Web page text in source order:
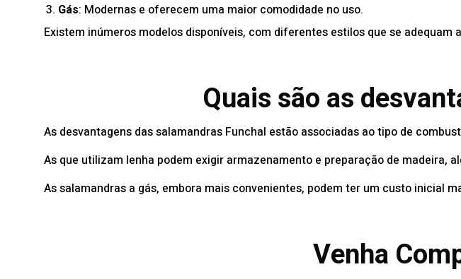
Gás: Modernas e oferecem uma maior comodidade no uso.
Existem inúmeros modelos disponíveis, com diferentes estilos que se
Quais são as
As desvantagens das salamandras Funchal estão associadas ao tipo de
As que utilizam lenha podem exigir armazenamento e preparação de madeira,
As salamandras a gás, embora mais convenientes, podem ter um custo inicial
Venha